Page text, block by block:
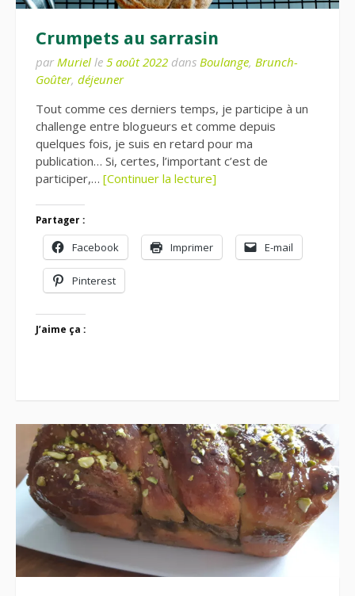
Crumpets au sarrasin
par Muriel le 5 août 2022 dans Boulange, Brunch-
Goûter, déjeuner
Tout comme ces derniers temps, je participe à un
challenge entre blogueurs et comme depuis
quelques fois, je suis en retard pour ma
publication… Si, certes, l’important c’est de
participer,… [Continuer la lecture]
Partager :
Facebook Imprimer E-mail
Pinterest
J’aime ça :